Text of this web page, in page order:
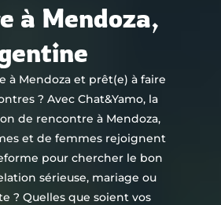
à Mendoza,
à Mendoza et prêt(e) à faire
? Avec Chat&Yamo, la
de rencontre à Mendoza,
et de femmes rejoignent
pour chercher le bon
sérieuse, mariage ou
? Quelles que soient vos